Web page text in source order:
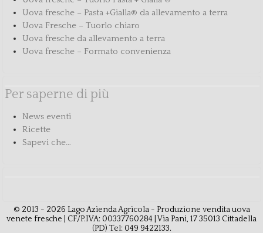
Uova fresche – Pasta +Gialla® da allevamento a terra
Uova Fresche – Tuorlo chiaro
Uova fresche da allevamento a terra
Uova fresche – Formato convenienza
Per saperne di più
News eventi
Ricette
Sapevi che…
© 2013 - 2026 Lago Azienda Agricola - Produzione vendita uova
venete fresche | CF/P.IVA: 00337760284 | Via Pani, 17 35013 Cittadella
(PD) Tel: 049 9422133.